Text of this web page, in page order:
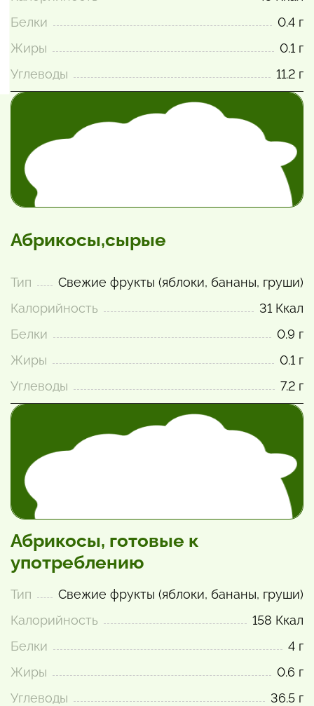
Белки
0.4 г
Жиры
0.1 г
Углеводы
11.2 г
Абрикосы,сырые
Тип
Свежие фрукты (яблоки, бананы, груши)
Калорийность
31 Ккал
Белки
0.9 г
Жиры
0.1 г
Углеводы
7.2 г
Абрикосы, готовые к
употреблению
Тип
Свежие фрукты (яблоки, бананы, груши)
Калорийность
158 Ккал
Белки
4 г
Жиры
0.6 г
Углеводы
36.5 г